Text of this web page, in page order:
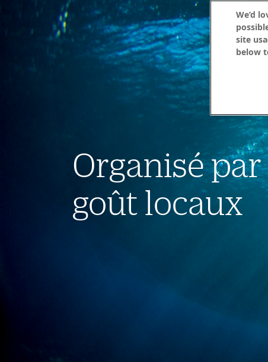
Organisé
goût locaux
We’d
site
below